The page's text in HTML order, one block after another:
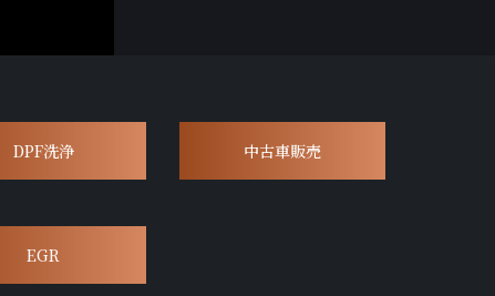
DPF洗浄 中古車販売
EGR